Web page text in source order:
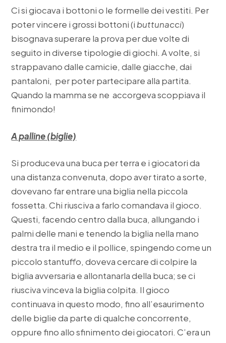
Ci si giocava i bottoni o le formelle dei vestiti. Per
poter vincere i grossi bottoni (ibuttunacci)
bisognava superare la prova per due volte di
seguito in diverse tipologie di giochi. A volte, si
strappavano dalle camicie, dalle giacche, dai
pantaloni, per poter partecipare alla partita.
Quando la mamma se ne accorgeva scoppiava il
finimondo!
A palline (biglie)
Si produceva una buca per terra e i giocatori da
una distanza convenuta, dopo aver tirato a sorte,
dovevano far entrare una biglia nella piccola
fossetta. Chi riusciva a farlo comandava il gioco.
Questi, facendo centro dalla buca, allungando i
palmi delle mani e tenendo la biglia nella mano
destra tra il medio e il pollice, spingendo come un
piccolo stantuffo, doveva cercare di colpire la
biglia avversaria e allontanarla della buca; se ci
riusciva vinceva la biglia colpita. Il gioco
continuava in questo modo, fino all’esaurimento
delle biglie da parte di qualche concorrente,
oppure fino allo sfinimento dei giocatori. C’era un